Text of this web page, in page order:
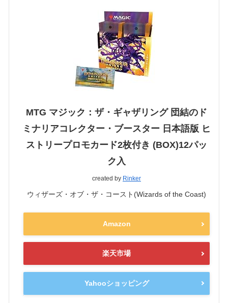
MTG マジック：ザ・ギャザリング 団結のド
ミナリアコレクター・ブースター 日本語版 ヒ
ストリープロモカード2枚付き (BOX)12パッ
ク入
created by Rinker
ウィザーズ・オブ・ザ・コースト(Wizards of the Coast)
Amazon
楽天市場
Yahooショッピング